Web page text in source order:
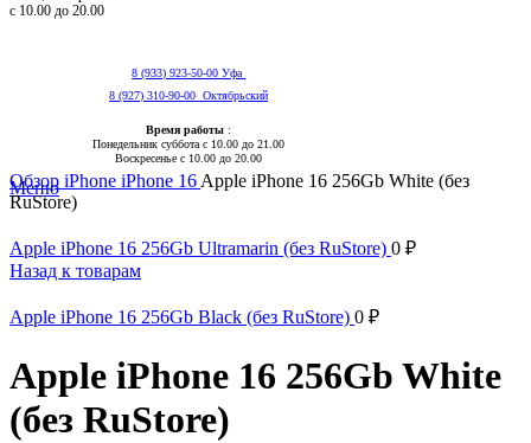
с 10.00 до 20.00
8 (933) 923-50-00 Уфа
8 (927) 310-90-00 Октябрьский
Время работы :
Понедельник суббота с 10.00 до 21.00
Воскресенье с 10.00 до 20.00
Меню
Нажмите, чтобы увеличить
Обзор iPhone iPhone 16 Apple iPhone 16 256Gb White (без
RuStore)
Apple iPhone 16 256Gb Ultramarin (без RuStore) 0 ₽
Назад к товарам
Apple iPhone 16 256Gb Black (без RuStore) 0 ₽
Apple iPhone 16 256Gb White
(без RuStore)